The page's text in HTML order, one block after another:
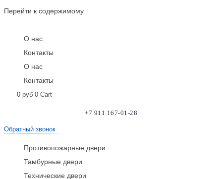
Перейти к содержимому
О нас
Контакты
О нас
Контакты
0 руб 0 Cart
+7 911 167-01-28
Обратный звонок
Противопожарные двери
Тамбурные двери
Технические двери